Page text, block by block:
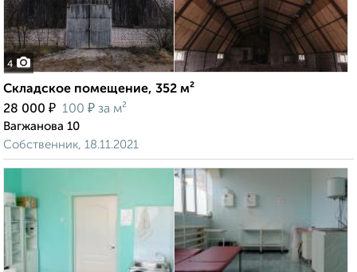
4
Складское помещение, 352 м²
28 000 ₽ 100 ₽ за м²
Вагжанова 10
Собственник, 18.11.2021